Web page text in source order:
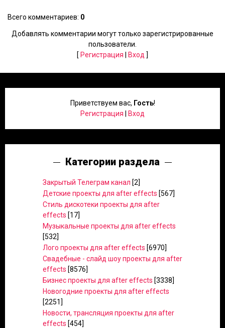
Всего комментариев: 0
Добавлять комментарии могут только зарегистрированные
пользователи.
[ Регистрация Вход ]
Приветствуем вас, Гость!
Регистрация
Вход
Категории раздела
Закрытый Телеграм канал [2]
Детские проекты для after effects [567]
Стиль дискотеки проекты для after
effects [17]
Музыкальные проекты для after effects
[532]
Лого проекты для after effects [6970]
Свадебные - слайд шоу проекты для after
effects [8576]
Бизнес проекты для after effects [3338]
Новогодние проекты для after effects
[2251]
Новости, трансляция проекты для after
effects [454]